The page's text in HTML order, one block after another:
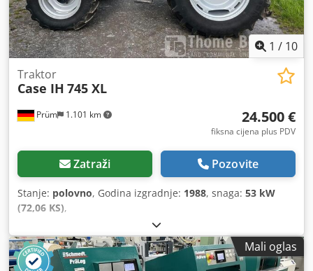
1 / 10
Prüm 1.101 km
Traktor
Case IH 745 XL
24.500 €
fiksna cijena plus PDV
Zatraži Pozovite
Stanje: polovno, Godina izgradnje: 1988, snaga: 53 kW
(72,06 KS),
Mali oglas